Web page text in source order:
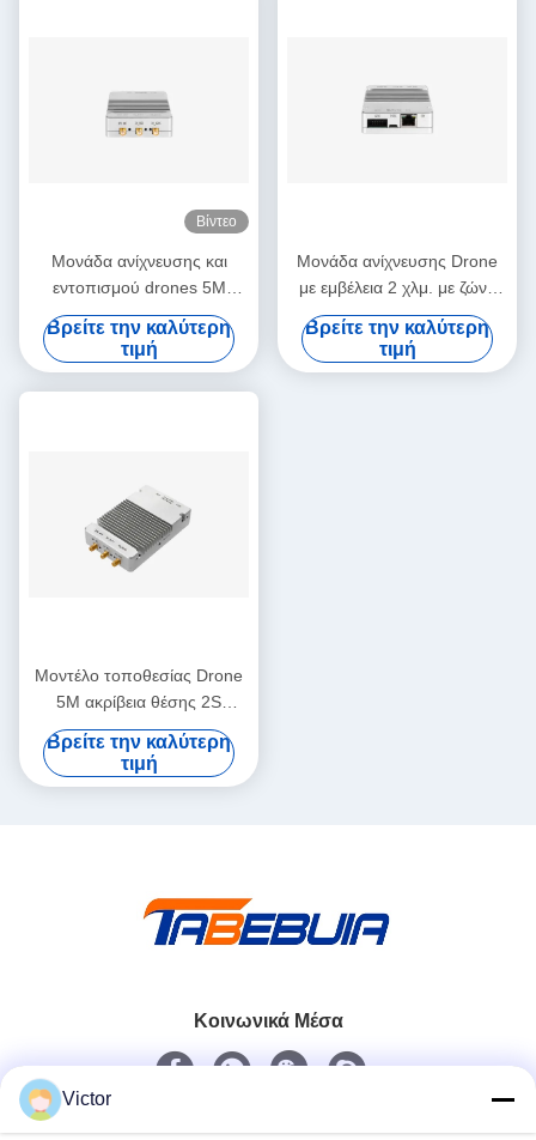
Βίντεο
Μονάδα ανίχνευσης και
εντοπισμού drones 5M
ακρίβεια θέσης 2S γρήγορη
θέση 3KM εύρος ανίχνευσης
Βρείτε την καλύτερη
τιμή
Μονάδα ανίχνευσης Drone
με εμβέλεια 2 χλμ. με ζώνη
συχνοτήτων 1,1-5,8 GHz
Βρείτε την καλύτερη
τιμή
Μοντέλο τοποθεσίας Drone
5M ακρίβεια θέσης 2S
γρήγορη θέση 3KM εύρος
ανίχνευσης
Βρείτε την καλύτερη
τιμή
Κοινωνικά Μέσα
Victor